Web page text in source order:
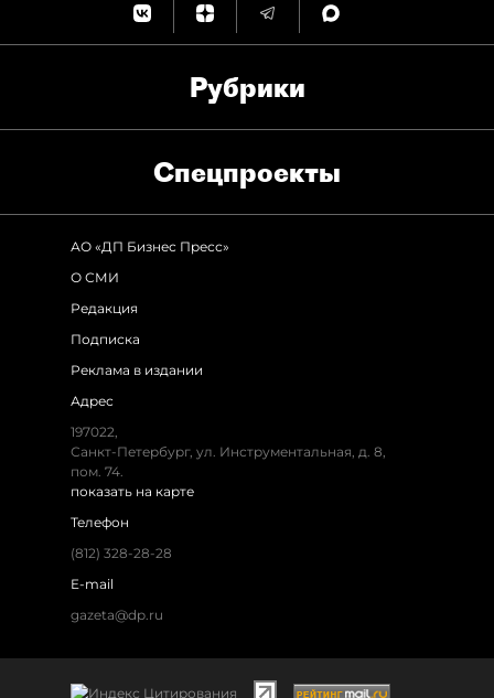
Рубрики
Спец­проекты
АО «ДП Бизнес Пресс»
О СМИ
Редакция
Подписка
Реклама в издании
Адрес
197022,
Санкт-Петербург, ул. Инструментальная, д. 8,
пом. 74.
показать на карте
Телефон
(812) 328-28-28
E-mail
gazeta@dp.ru